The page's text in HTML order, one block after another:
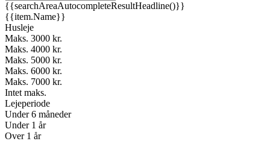
{{searchAreaAutocompleteResultHeadline()}}
{{item.Name}}
Husleje
Maks. 3000 kr.
Maks. 4000 kr.
Maks. 5000 kr.
Maks. 6000 kr.
Maks. 7000 kr.
Intet maks.
Lejeperiode
Under 6 måneder
Under 1 år
Over 1 år